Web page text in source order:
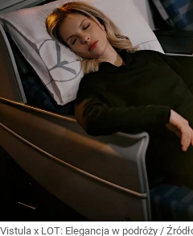
Vistula x LOT: Elegancja w podróży /